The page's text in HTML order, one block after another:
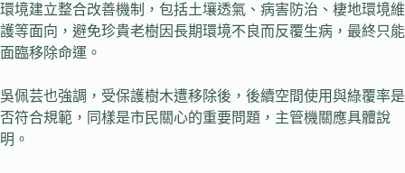
環境建立整合改善機制，包括土壤透氣、病害防治、棲地環境維
護等面向，避免珍貴老樹因長期環境不良而反覆生病，最終只能
面臨移除命運。
吳佩芸也強調，受保護樹木遭移除後，後續空間使用與綠覆率是
否符合規範，同樣是市民關心的重要問題，主管機關應具體說
明。